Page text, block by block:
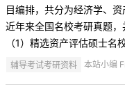
目编排，共分为经济学、
近年来全国名校考研真题，
（1）精选资产评估硕士
辅导考试考研资料 本站小编